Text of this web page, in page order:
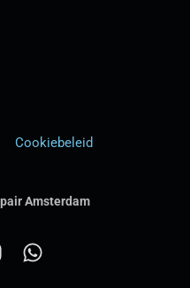
Cookiebeleid
Amsterdam
W